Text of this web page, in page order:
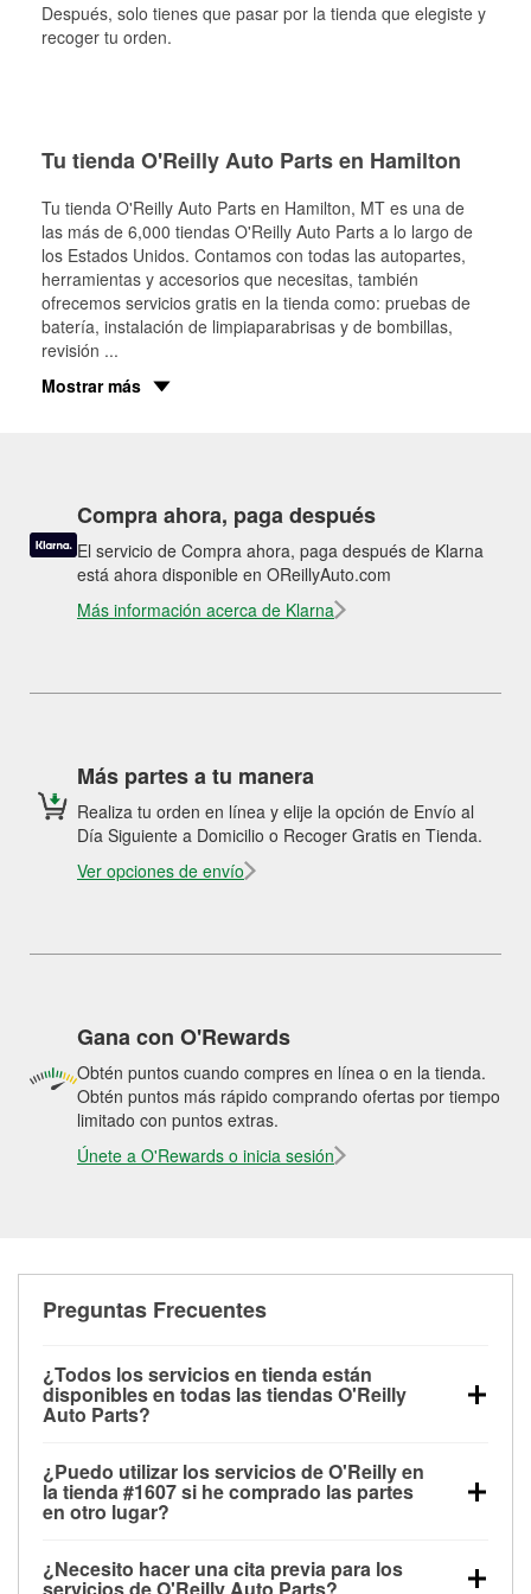
Después, solo tienes que pasar por la tienda que elegiste y
recoger tu orden.
Tu tienda O'Reilly Auto Parts en Hamilton
Tu tienda O'Reilly Auto Parts en Hamilton, MT es una de
las más de 6,000 tiendas O'Reilly Auto Parts a lo largo de
los Estados Unidos. Contamos con todas las autopartes,
herramientas y accesorios que necesitas, también
ofrecemos servicios gratis en la tienda como: pruebas de
batería, instalación de limpiaparabrisas y de bombillas,
revisión ...
Mostrar más
Compra ahora, paga después
El servicio de Compra ahora, paga después de Klarna
está ahora disponible en OReillyAuto.com
Más información acerca de Klarna
Más partes a tu manera
Realiza tu orden en línea y elije la opción de Envío al
Día Siguiente a Domicilio o Recoger Gratis en Tienda.
Ver opciones de envío
Gana con O'Rewards
Obtén puntos cuando compres en línea o en la tienda.
Obtén puntos más rápido comprando ofertas por tiempo
limitado con puntos extras.
Únete a O'Rewards o inicia sesión
Preguntas Frecuentes
¿Todos los servicios en tienda están
disponibles en todas las tiendas O'Reilly
Auto Parts?
las pruebas de batería, pruebas de alternador y
motor de arranque, revisión de la luz “Check Engine”
con O'Reilly VeriScan® e instalación de
limpiaparabrisas o bombillas, están disponibles en
todas las tiendas O'Reilly Auto Parts. La tienda
¿Puedo utilizar los servicios de O'Reilly en
la tienda #1607 si he comprado las partes
en otro lugar?
de O'Reilly Auto Parts que estén disponibles en la
¿Necesito hacer una cita previa para los